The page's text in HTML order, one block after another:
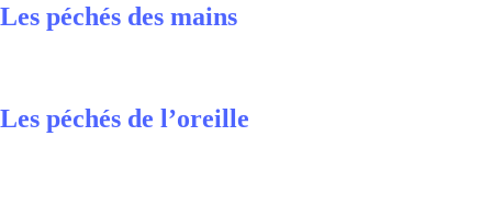
Les péchés des mains
Les péchés de l’oreille